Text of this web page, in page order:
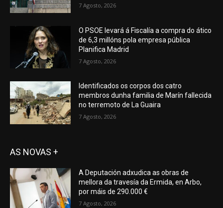
7 Agosto, 2026
O PSOE levará á Fiscalía a compra do ático
de 6,3 millóns pola empresa pública
Planifica Madrid
7 Agosto, 2026
Identificados os corpos dos catro
membros dunha familia de Marín fallecida
no terremoto de La Guaira
7 Agosto, 2026
AS NOVAS +
A Deputación adxudica as obras de
mellora da travesía da Ermida, en Arbo,
por máis de 290.000 €
7 Agosto, 2026